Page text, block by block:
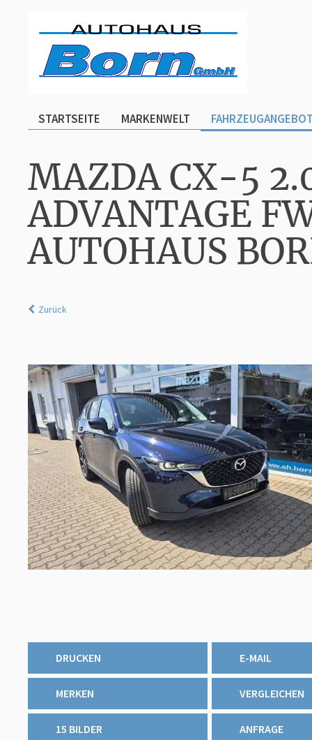
STARTSEITE MARKENWELT
MAZDA CX-5
ADVANTAGE
AUTOHAUS
Zurück
DRUCKEN E-MAIL
MERKEN VERGLEICHEN
15 BILDER ANFRAGE